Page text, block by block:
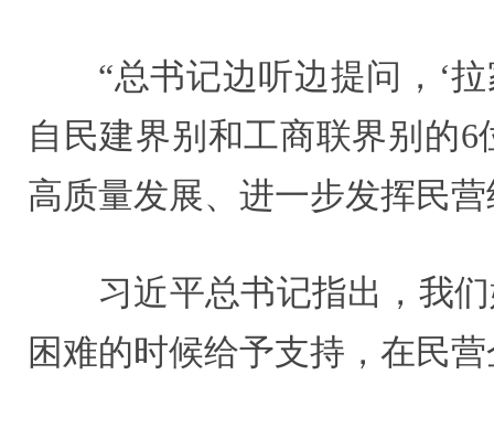
“总书记边听边提问，‘
自民建界别和工商联界别的
高质量发展、进一步发挥民
习近平总书记指出，我
困难的时候给予支持，在民